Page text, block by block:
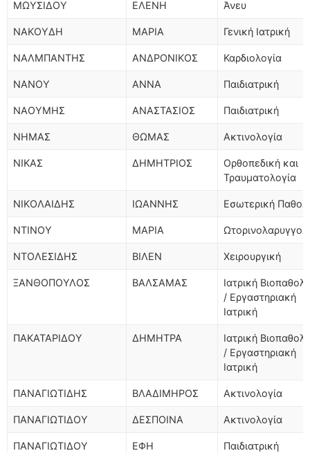
ΜΩΥΣΙΔΟΥ ΕΛΕΝΗ Άνευ
ΝΑΚΟΥΔΗ ΜΑΡΙΑ Γενική Ιατρική
ΝΑΛΜΠΑΝΤΗΣ ΑΝΔΡΟΝΙΚΟΣ Καρδιολογία
ΝΑΝΟΥ ΑΝΝΑ Παιδιατρική
ΝΑΟΥΜΗΣ ΑΝΑΣΤΑΣΙΟΣ Παιδιατρική
ΝΗΜΑΣ ΘΩΜΑΣ Ακτινολογία
ΝΙΚΑΣ ΔΗΜΗΤΡΙΟΣ
Ορθοπεδική και
Τραυματολογία
ΝΙΚΟΛΑΙΔΗΣ ΙΩΑΝΝΗΣ Εσωτερική
ΝΤΙΝΟΥ ΜΑΡΙΑ
ΝΤΟΛΕΣΙΔΗΣ ΒΙΛΕΝ Χειρουργική
ΞΑΝΘΟΠΟΥΛΟΣ ΒΑΛΣΑΜΑΣ
Ιατρική
/ Εργαστηριακή
Ιατρική
ΠΑΚΑΤΑΡΙΔΟΥ ΔΗΜΗΤΡΑ
Ιατρική
/ Εργαστηριακή
Ιατρική
ΠΑΝΑΓΙΩΤΙΔΗΣ ΒΛΑΔΙΜΗΡΟΣ Ακτινολογία
ΠΑΝΑΓΙΩΤΙΔΟΥ ΔΕΣΠΟΙΝΑ Ακτινολογία
ΠΑΝΑΓΙΩΤΙΔΟΥ ΕΦΗ Παιδιατρική